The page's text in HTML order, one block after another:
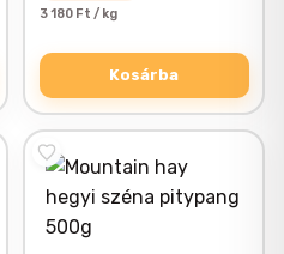
3 180 Ft / kg
Kosárba